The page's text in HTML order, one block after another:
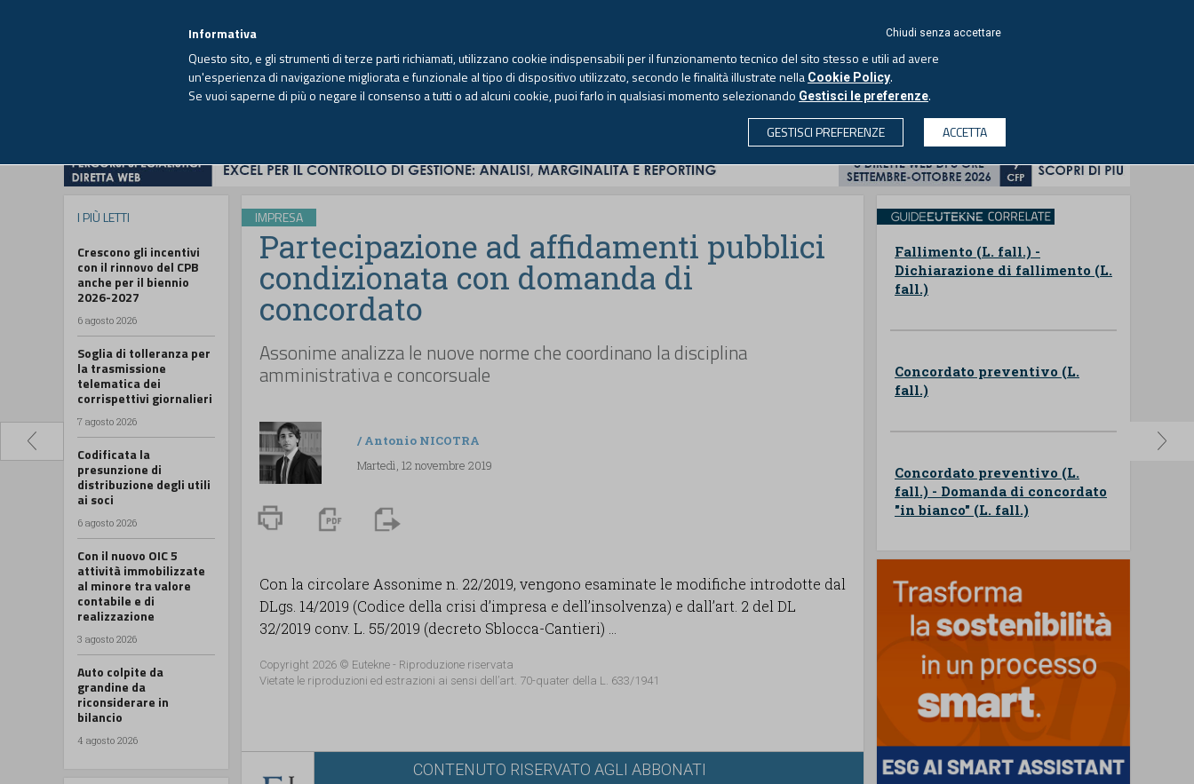
Venerdì, 7 agosto 2026 -Aggiornato alle 6.00
ECONOMIA & SOCIETÀ PROFESSIONI
I PIÙ LETTI
Crescono gli incentivi
con il rinnovo del CPB
anche per il biennio
2026-2027
6 agosto 2026
Soglia di tolleranza per
la trasmissione
telematica dei
corrispettivi giornalieri
7 agosto 2026
Codificata la
presunzione di
distribuzione degli utili
ai soci
6 agosto 2026
Con il nuovo OIC 5
attività immobilizzate
al minore tra valore
contabile e di
realizzazione
3 agosto 2026
Auto colpite da
grandine da
riconsiderare in
bilancio
4 agosto 2026
IMPRESA
Partecipazione ad affidamenti pubblici
condizionata con domanda di
concordato
Assonime analizza le nuove norme che coordinano la disciplina
amministrativa e concorsuale
/ Antonio NICOTRA
Martedì, 12 novembre 2019
Con la circolare Assonime n. 22/2019, vengono esaminate le modifiche introdotte dal
DLgs. 14/2019 (Codice della crisi d’impresa e dell’insolvenza) e dall’art. 2 del DL
32/2019 conv. L. 55/2019 (decreto Sblocca-Cantieri) ...
Copyright 2026 © Eutekne - Riproduzione riservata
Vietate le riproduzioni ed estrazioni ai sensi dell’art. 70-quater della L. 633/1941
CONTENUTO RISERVATO AGLI ABBONATI
Fallimento (L. fall.) -
Dichiarazione di fallimento (L.
fall.)
Concordato preventivo (L.
fall.)
Concordato preventivo (L.
fall.) - Domanda di concordato
"in bianco" (L. fall.)
Chiudi senza accettare
Informativa
Questo sito, e gli strumenti di terze parti richiamati, utilizzano cookie indispensabili per il funzionamento tecnico del sito stesso e utili ad avere
un'esperienza di navigazione migliorata e funzionale al tipo di dispositivo utilizzato, secondo le finalità illustrate nella Cookie Policy.
Se vuoi saperne di più o negare il consenso a tutti o ad alcuni cookie, puoi farlo in qualsiasi momento selezionando Gestisci le preferenze.
GESTISCI PREFERENZE
ACCETTA